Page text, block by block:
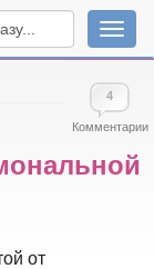
4
Комментарии
от